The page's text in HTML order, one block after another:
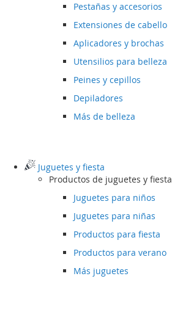
Pestañas y accesorios
Extensiones de cabello
Aplicadores y brochas
Utensilios para belleza
Peines y cepillos
Depiladores
Más de belleza
Juguetes y fiesta
Productos de juguetes y fiesta
Juguetes para niños
Juguetes para niñas
Productos para fiesta
Productos para verano
Más juguetes